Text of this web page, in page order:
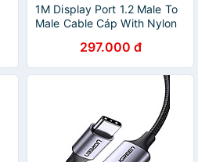
1M Display Port 1.2 Male To
Male Cable Cáp With Nylon
- Hàng Chính Hãng
297.000 đ